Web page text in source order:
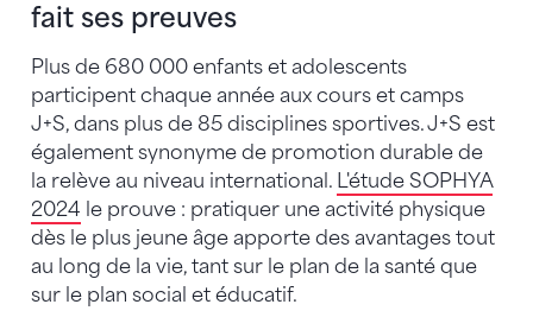
fait ses preuves
Plus de 680 000 enfants et adolescents
participent chaque année aux cours et camps
J+S, dans plus de 85 disciplines sportives. J+S est
également synonyme de promotion durable de
la relève au niveau international. L'étude SOPHYA
2024 le prouve : pratiquer une activité physique
dès le plus jeune âge apporte des avantages tout
au long de la vie, tant sur le plan de la santé que
sur le plan social et éducatif.